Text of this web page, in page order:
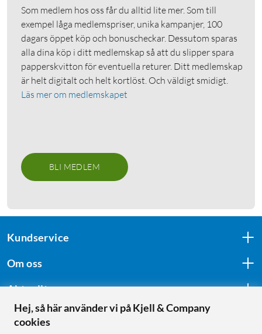
Som medlem hos oss får du alltid lite mer. Som till
exempel låga medlemspriser, unika kampanjer, 100
dagars öppet köp och bonuscheckar. Dessutom sparas
alla dina köp i ditt medlemskap så att du slipper spara
papperskvitton för eventuella returer. Ditt medlemskap
är helt digitalt och helt kortlöst. Och väldigt smidigt.
Läs mer om medlemskapet
BLI MEDLEM
Kundservice
Om oss
Aktuellt
Följ oss
Hej, så här använder vi på Kjell & Company
cookies